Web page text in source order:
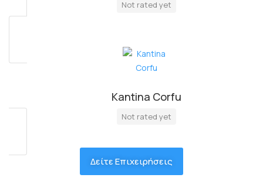
Not rated yet
Kantina Corfu
Not rated yet
Δείτε Επιχειρήσεις